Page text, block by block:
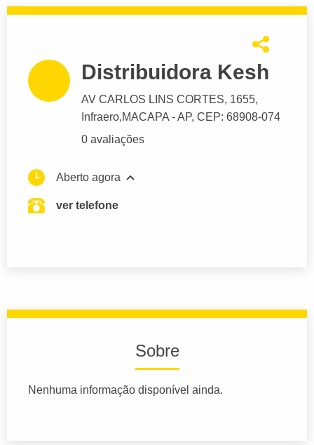
Distribuidora Kesh
AV CARLOS LINS CORTES, 1655,
Infraero,MACAPA - AP, CEP: 68908-074
0 avaliações
Aberto agora
ver telefone
Sobre
Nenhuma informação disponível ainda.